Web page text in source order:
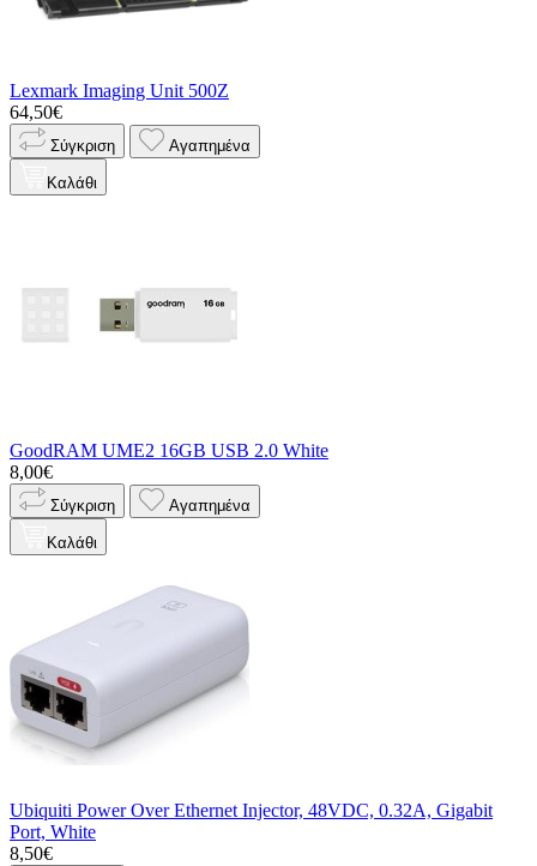
Lexmark Imaging Unit 500Z
64,50€
Σύγκριση Αγαπημένα
Καλάθι
GoodRAM UME2 16GB USB 2.0 White
8,00€
Σύγκριση Αγαπημένα
Καλάθι
Ubiquiti Power Over Ethernet Injector, 48VDC, 0.32A, Gigabit
Port, White
8,50€